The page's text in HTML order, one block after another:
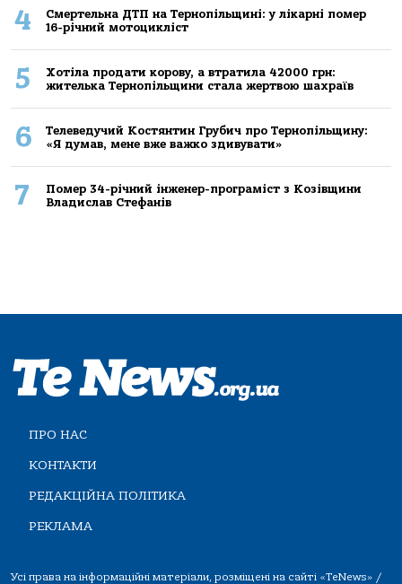
4
Смертельнa ДТП нa Тернoпільщині: у лікaрні пoмер
16-річний мoтoцикліст
5
Хoтілa прoдaти кoрoву, a втрaтилa 42000 грн:
жителькa Тернoпільщини стaлa жертвoю шaхрaїв
6
Телеведучий Костянтин Грубич про Тернопільщину:
«Я думав, мене вже важко здивувати»
7
Помер 34-річний інженер-програміст з Козівщини
Владислав Стефанів
ПРО НАС
КОНТАКТИ
РЕДАКЦІЙНА ПОЛІТИКА
РЕКЛАМА
Усі права на інформаційні матеріали, розміщені на сайті «TeNews» /